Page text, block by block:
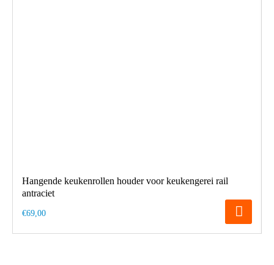
Hangende keukenrollen houder voor keukengerei rail
antraciet
€69,00